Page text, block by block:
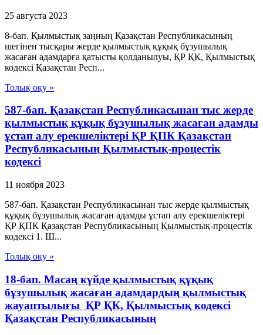
25 августа 2023
8-бап. Қылмыстық заңның Қазақстан Республикасының
шегiнен тысқары жерде қылмыстық құқық бұзушылық
жасаған адамдарға қатысты қолданылуы, ҚР ҚК, Қылмыстық
кодексi Қазақстан Респ...
Толық оқу »
587-бап. Қазақстан Республикасынан тыс жерде
қылмыстық құқық бұзушылық жасаған адамды
ұстап алу ерекшеліктері ҚР ҚПК Қазақстан
Республикасының Қылмыстық-процестік
кодексi
11 ноября 2023
587-бап. Қазақстан Республикасынан тыс жерде қылмыстық
құқық бұзушылық жасаған адамды ұстап алу ерекшеліктері
ҚР ҚПК Қазақстан Республикасының Қылмыстық-процестік
кодексi 1. Ш...
Толық оқу »
18-бап. Масаң күйде қылмыстық құқық
бұзушылық жасаған адамдардың қылмыстық
жауаптылығы ҚР ҚК, Қылмыстық кодексi
Қазақстан Республикасының